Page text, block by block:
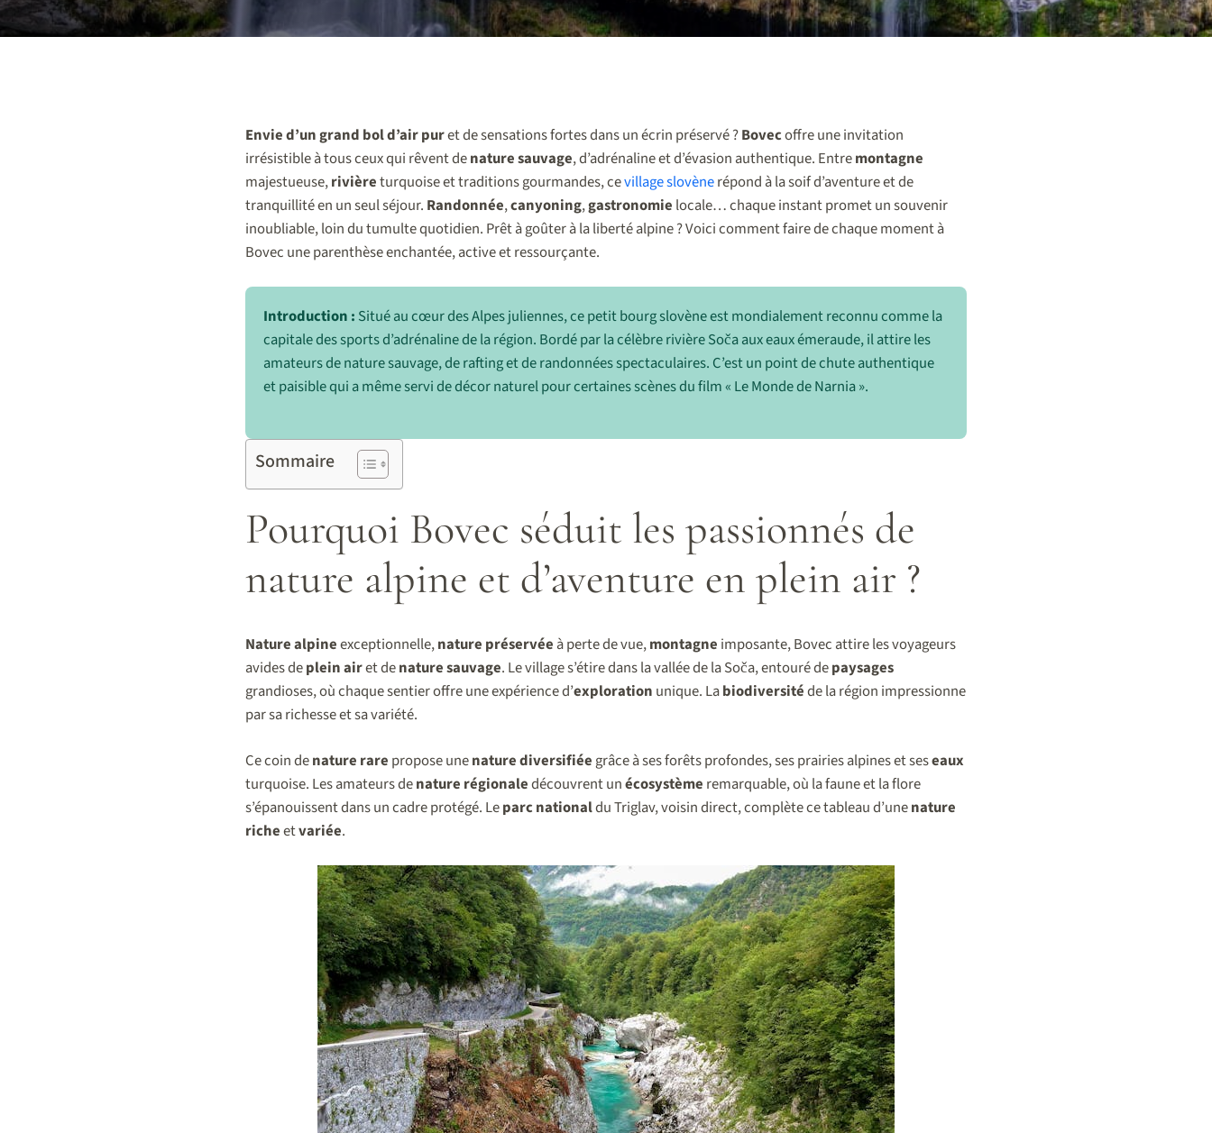
Envie d’un grand bol d’air puret de sensations fortes dans un écrin préservé ?Bovecoffre une invitation
irrésistible à tous ceux qui rêvent denature sauvage, d’adrénaline et d’évasion authentique. Entremontagne
majestueuse,rivièreturquoise et traditions gourmandes, cevillage slovènerépond à la soif d’aventure et de
tranquillité en un seul séjour. Randonnée,canyoning,gastronomie locale… chaque instant promet un souvenir
inoubliable, loin du tumulte quotidien. Prêt à goûter à la liberté alpine ? Voici comment faire de chaque moment à
Bovec une parenthèse enchantée, active et ressourçante.
Introduction : Situé au cœur des Alpes juliennes, ce petit bourg slovène est mondialement reconnu comme la
capitale des sports d’adrénaline de la région. Bordé par la célèbre rivière Soča aux eaux émeraude, il attire les
amateurs de nature sauvage, de rafting et de randonnées spectaculaires. C’est un point de chute authentique
et paisible qui a même servi de décor naturel pour certaines scènes du film « Le Monde de Narnia ».
Sommaire
Pourquoi Bovec séduit les passionnés de
nature alpine et d’aventure en plein air ?
Nature alpineexceptionnelle,nature préservée à perte de vue,montagne imposante, Bovec attire les voyageurs
avides deplein airet denature sauvage. Le village s’étire dans la vallée de la Soča, entouré depaysages
grandioses, où chaque sentier offre une expérience d’exploration unique. Labiodiversitéde la région impressionne
par sa richesse et sa variété.
Ce coin denature rare propose unenature diversifiéegrâce à ses forêts profondes, ses prairies alpines et seseaux
turquoise. Les amateurs denature régionaledécouvrent unécosystème remarquable, où la faune et la flore
s’épanouissent dans un cadre protégé. Leparc nationaldu Triglav, voisin direct, complète ce tableau d’unenature
richeetvariée.